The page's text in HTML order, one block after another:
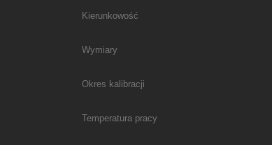
Kierunkowość
Wymiary
Okres kalibracji
Temperatura pracy